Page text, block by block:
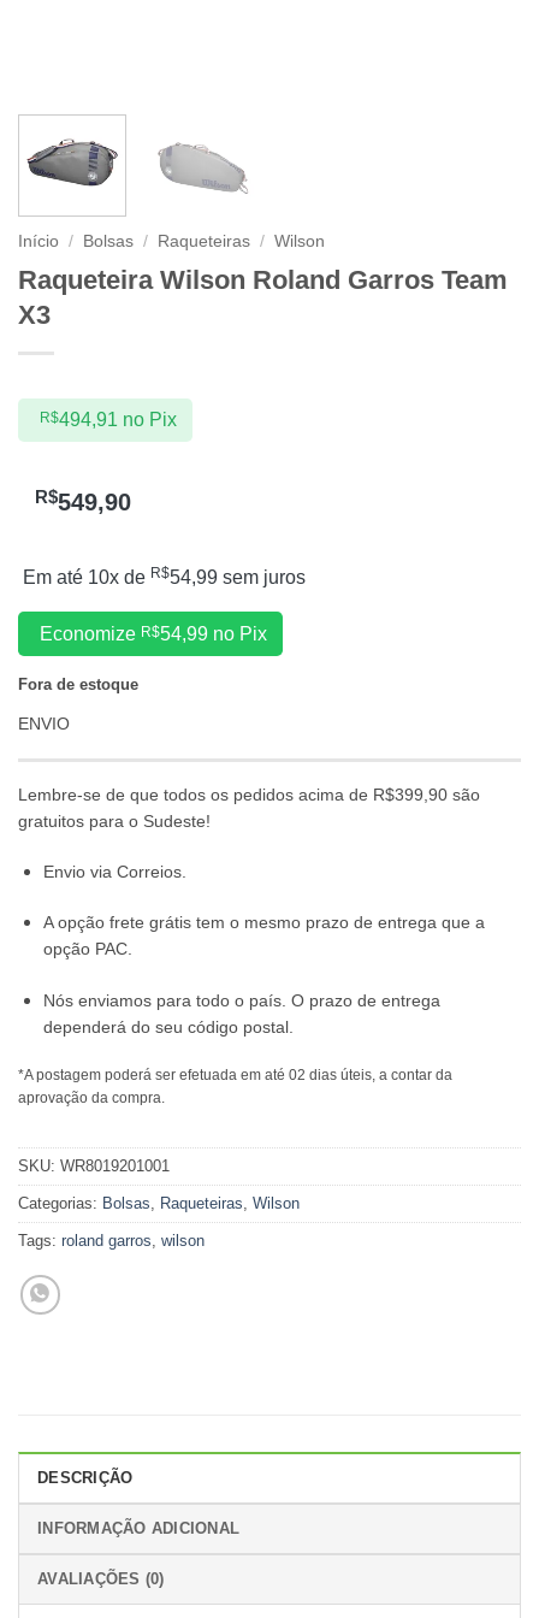
Início / Bolsas / Raqueteiras / Wilson
Raqueteira Wilson Roland Garros Team
X3
R$549,90
Em até 10x de R$54,99 sem juros
R$494,91 no Pix
Economize R$54,99no Pix
Fora de estoque
ENVIO
Lembre-se de que todos os pedidos acima de R$399,90 são
gratuitos para o Sudeste!
Envio via Correios.
A opção frete grátis tem o mesmo prazo de entrega que a
opção PAC.
Nós enviamos para todo o país. O prazo de entrega
dependerá do seu código postal.
*A postagem poderá ser efetuada em até 02 dias úteis, a contar da
aprovação da compra.
SKU: WR8019201001
Categorias: Bolsas Raqueteiras Wilson
Tags: roland garros wilson
DESCRIÇÃO
INFORMAÇÃO ADICIONAL
AVALIAÇÕES (0)